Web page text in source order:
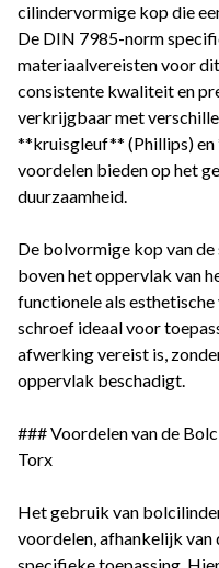
cilindervormige kop die
De DIN 7985-norm
materiaalvereisten voor
consistente kwaliteit en
verkrijgbaar met
**kruisgleuf** (Phillips) en
voordelen bieden op het
duurzaamheid.
De bolvormige kop van
boven het oppervlak van
functionele als
schroef ideaal voor
afwerking vereist is,
oppervlak beschadigt.
### Voordelen van de
Torx
Het gebruik van
voordelen, afhankelijk van